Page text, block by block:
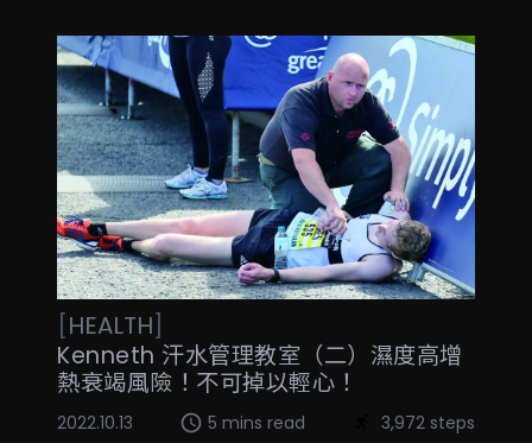
[HEALTH]
Kenneth 汗水管理教室（二）濕度高增
熱衰竭風險！不可掉以輕心！
2022.10.13 5 mins read 3,972 steps